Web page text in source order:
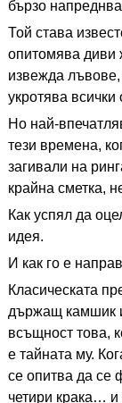
бързо
Той става
опитомява диви
извежда лъвове,
укротява
Но най-
тези времена,
загивали на
крайна сметка,
Как успял да
идея.
И как го е
Класическата
държащ камшик
всъщност това,
е тайната му.
се опитва да се
четири крака… и